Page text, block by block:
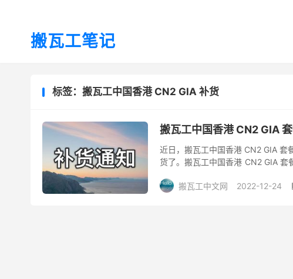
搬瓦工笔记
标签：搬瓦工中国香港 CN2 GIA 补货
搬瓦工中国香港 CN2 GIA
近日，搬瓦工中国香港 CN2 GIA 套
货了。搬瓦工中国香港 CN2 GIA 套
搬瓦工中文网
2022-12-24